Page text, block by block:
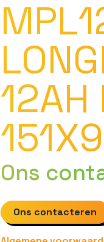
12AH
Ons
Ons contacteren